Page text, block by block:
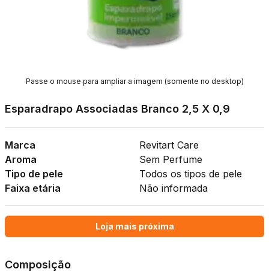
Passe o mouse para ampliar a imagem (somente no desktop)
Esparadrapo Associadas Branco 2,5 X 0,9
Marca
Aroma
Tipo de pele
Faixa etária
Revitart Care
Sem Perfume
Todos os tipos de pele
Não informada
Loja mais próxima
Composição